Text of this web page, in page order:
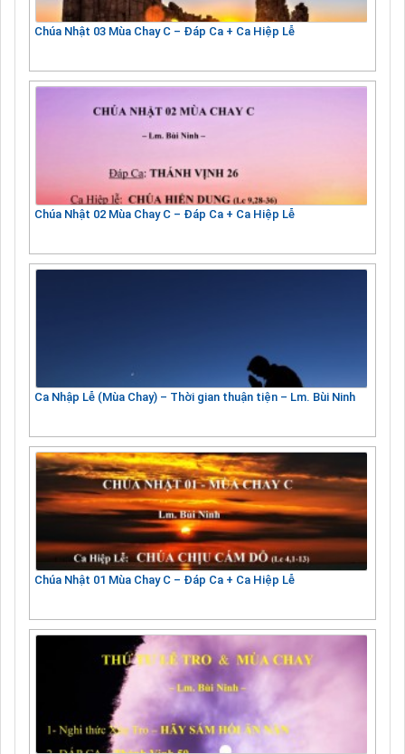
Chúa Nhật 03 Mùa Chay C – Đáp Ca + Ca Hiệp Lễ
Chúa Nhật 02 Mùa Chay C – Đáp Ca + Ca Hiệp Lễ
Ca Nhập Lễ (Mùa Chay) – Thời gian thuận tiện – Lm. Bùi Ninh
Chúa Nhật 01 Mùa Chay C – Đáp Ca + Ca Hiệp Lễ